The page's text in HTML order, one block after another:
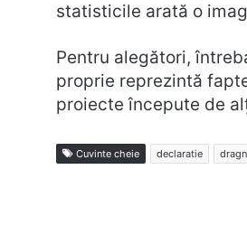
statisticile arată o
Pentru alegători,
proprie reprezintă
proiecte începute de
Cuvinte cheie declaratie